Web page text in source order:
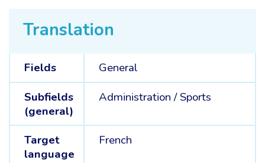
Translation
Fields
General
Subfields
(general)
Administration /Sports
Target
language
French